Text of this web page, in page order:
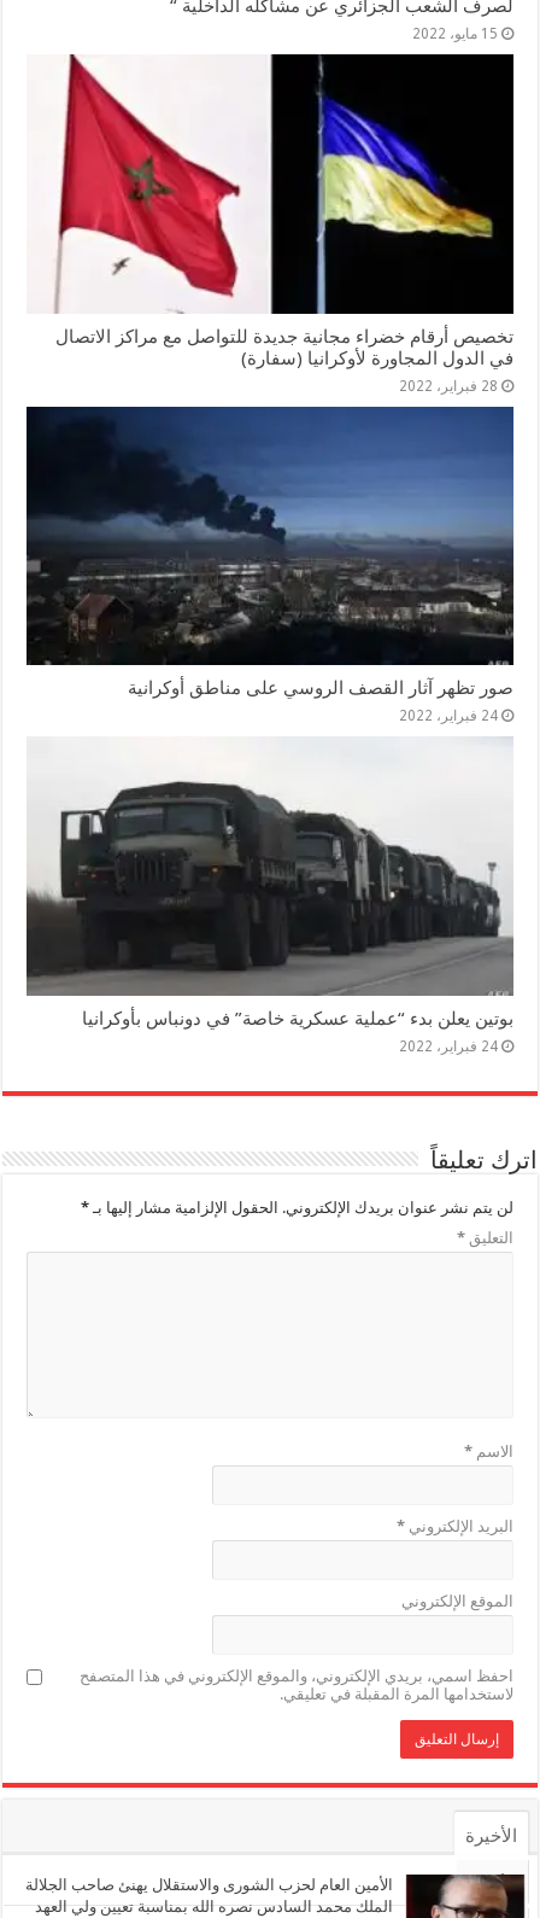
لصرف الشعب الجزائري عن مشاكله الداخلية “
15 مايو، 2022
تخصيص أرقام خضراء مجانية جديدة للتواصل مع مراكز الاتصال
في الدول المجاورة لأوكرانيا (سفارة)
28 فبراير، 2022
صور تظهر آثار القصف الروسي على مناطق أوكرانية
24 فبراير، 2022
بوتين يعلن بدء “عملية عسكرية خاصة” في دونباس بأوكرانيا
24 فبراير، 2022
اترك تعليقاً
لن يتم نشر عنوان بريدك الإلكتروني. الحقول الإلزامية مشار إليها بـ*
التعليق*
الاسم*
البريد الإلكتروني*
الموقع الإلكتروني
احفظ اسمي، بريدي الإلكتروني، والموقع الإلكتروني في هذا المتصفح
لاستخدامها المرة المقبلة في تعليقي.
الأخيرة
الأشهر
الأمين العام لحزب الشورى والاستقلال يهنئ صاحب الجلالة
الملك محمد السادس نصره الله بمناسبة تعيين ولي العهد